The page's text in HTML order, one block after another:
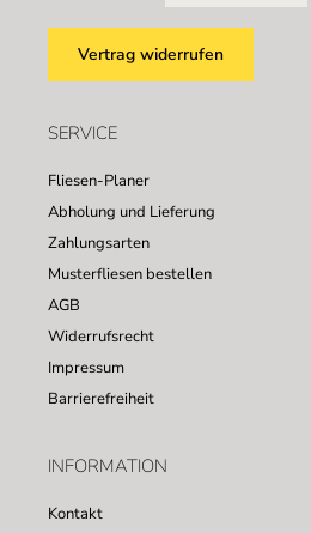
Vertrag widerrufen
SERVICE
Fliesen-Planer
Abholung und Lieferung
Zahlungsarten
Musterfliesen bestellen
AGB
Widerrufsrecht
Impressum
Barrierefreiheit
INFORMATION
Kontakt